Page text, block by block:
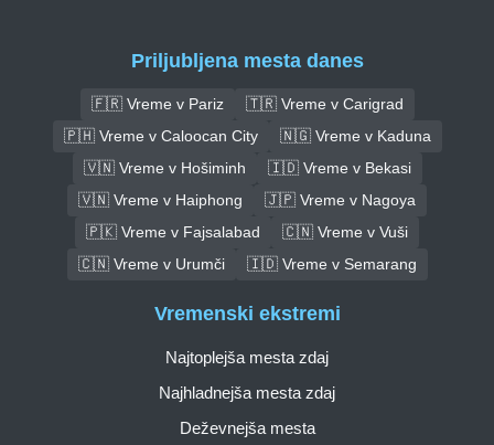
Priljubljena mesta danes
🇫🇷 Vreme v Pariz
🇹🇷 Vreme v Carigrad
🇵🇭 Vreme v Caloocan City
🇳🇬 Vreme v Kaduna
🇻🇳 Vreme v Hošiminh
🇮🇩 Vreme v Bekasi
🇻🇳 Vreme v Haiphong
🇯🇵 Vreme v Nagoya
🇵🇰 Vreme v Fajsalabad
🇨🇳 Vreme v Vuši
🇨🇳 Vreme v Urumči
🇮🇩 Vreme v Semarang
Vremenski ekstremi
Najtoplejša mesta zdaj
Najhladnejša mesta zdaj
Deževnejša mesta